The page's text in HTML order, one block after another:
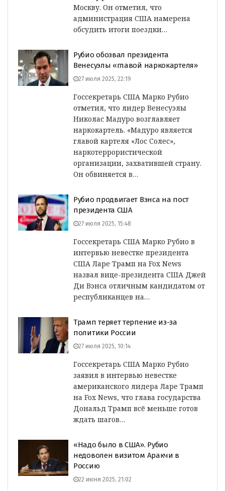
Москву. Он отметил, что
администрация США намерена
обсудить итоги поездки…
Рубио обозвал президента
Венесуэлы «главой наркокартеля»
27 июля 2025, 22:19
Госсекретарь США Марко Рубио
отметил, что лидер Венесуэлы
Николас Мадуро возглавляет
наркокартель. «Мадуро является
главой картеля «Лос Солес»,
наркотеррористической
организации, захватившей страну.
Он обвиняется в…
Рубио продвигает Вэнса на пост
президента США
27 июля 2025, 15:48
Госсекретарь США Марко Рубио в
интервью невестке президента
США Ларе Трамп на Fox News
назвал вице-президента США Джей
Ди Вэнса отличным кандидатом от
республиканцев на…
Трамп теряет терпение из-за
политики России
27 июля 2025, 10:14
Госсекретарь США Марко Рубио
заявил в интервью невестке
американского лидера Ларе Трамп
на Fox News, что глава государства
Дональд Трамп всё меньше готов
ждать шагов…
«Надо было в США». Рубио
недоволен визитом Аракчи в
Россию
22 июня 2025, 21:02